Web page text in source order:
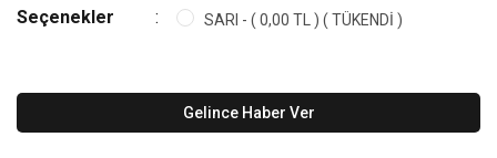
Seçenekler SARI - ( 0,00 TL ) ( TÜKENDİ )
Gelince Haber Ver